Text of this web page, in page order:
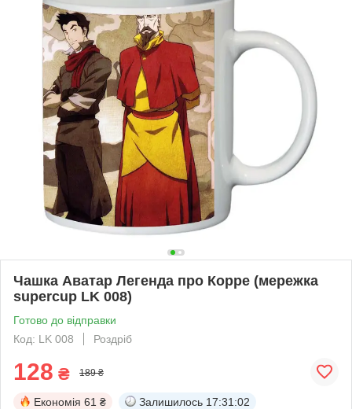
Чашка Аватар Легенда про Корре (мережка
supercup LK 008)
Готово до відправки
Код: LK 008
Роздріб
128 ₴ 189 ₴
Економія 61 ₴ Залишилось 17:31:02